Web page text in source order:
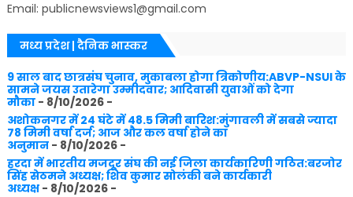
Email: publicnewsviews1@gmail.com
मध्य प्रदेश | दैनिक भास्कर
9 साल बाद छात्रसंघ चुनाव, मुकाबला होगा त्रिकोणीय:ABVP-NSUI के
सामने जयस उतारेगा उम्मीदवार; आदिवासी युवाओं को देगा
मौका- 8/10/2026-
अशोकनगर में 24 घंटे में 48.5 मिमी बारिश:मुंगावली में सबसे ज्यादा
78 मिमी वर्षा दर्ज; आज और कल वर्षा होने का
अनुमान- 8/10/2026-
हरदा में भारतीय मजदूर संघ की नई जिला कार्यकारिणी गठित:बरजोर
सिंह सेठमने अध्यक्ष; शिव कुमार सोलंकी बने कार्यकारी
अध्यक्ष- 8/10/2026-